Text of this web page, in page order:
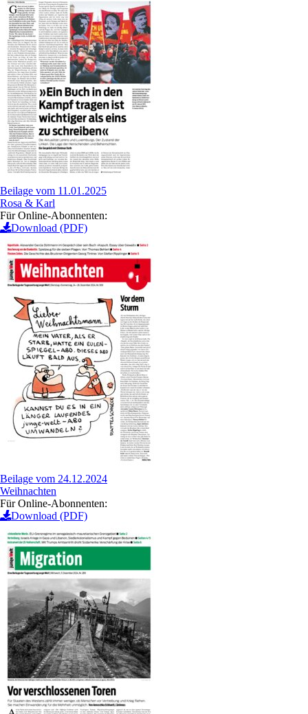
Beilage vom 11.01.2025
Rosa & Karl
Für Online-Abonnenten:
Download (PDF)
Beilage vom 24.12.2024
Weihnachten
Für Online-Abonnenten:
Download (PDF)